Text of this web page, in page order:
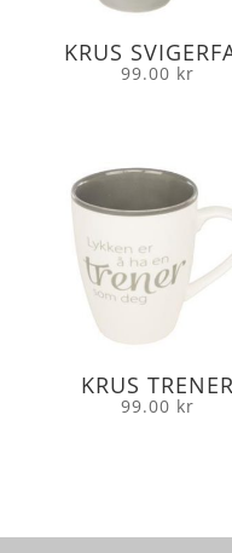
KRUS
99.00 kr
KRUS TRENER
99.00 kr